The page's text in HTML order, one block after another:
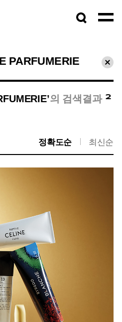
초기
의 검색결과 2
정확도순 최신순